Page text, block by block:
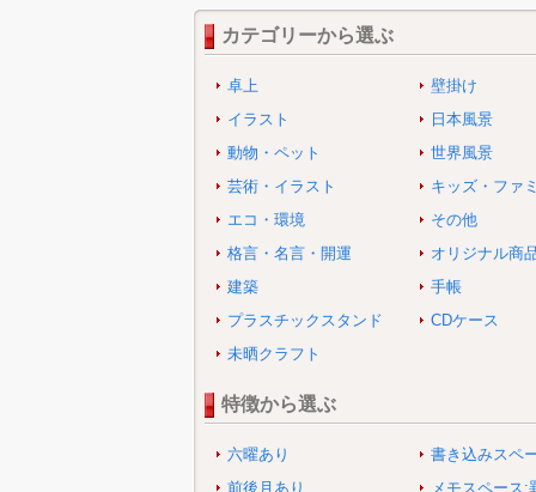
カテゴリーから選ぶ
卓上
壁掛け
イラスト
日本風景
動物・ペット
世界風景
芸術・イラスト
キッズ・ファ
エコ・環境
その他
格言・名言・開運
オリジナル商
建築
手帳
プラスチックスタンド
CDケース
未晒クラフト
特徴から選ぶ
六曜あり
書き込みスペ
前後月あり
メモスペース: